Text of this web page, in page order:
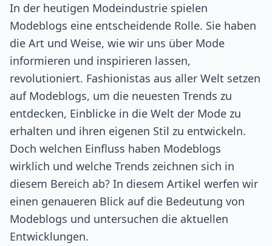
In der heutigen Modeindustrie spielen
Modeblogs eine entscheidende Rolle. Sie haben
die Art und Weise, wie wir uns über Mode
informieren und inspirieren lassen,
revolutioniert. Fashionistas aus aller Welt setzen
auf Modeblogs, um die neuesten Trends zu
entdecken, Einblicke in die Welt der Mode zu
erhalten und ihren eigenen Stil zu entwickeln.
Doch welchen Einfluss haben Modeblogs
wirklich und welche Trends zeichnen sich in
diesem Bereich ab? In diesem Artikel werfen wir
einen genaueren Blick auf die Bedeutung von
Modeblogs und untersuchen die aktuellen
Entwicklungen.